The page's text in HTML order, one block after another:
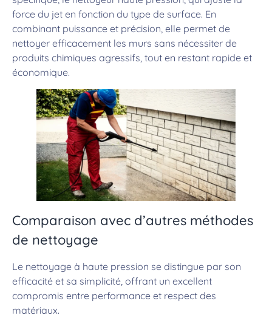
force du jet en fonction du type de surface. En
combinant puissance et précision, elle permet de
nettoyer efficacement les murs sans nécessiter de
produits chimiques agressifs, tout en restant rapide et
économique.
Comparaison avec d’autres méthodes
de nettoyage
Le nettoyage à haute pression se distingue par son
efficacité et sa simplicité, offrant un excellent
compromis entre performance et respect des
matériaux.